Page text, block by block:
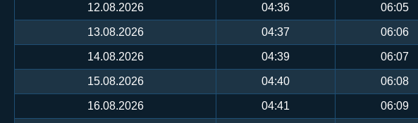
12.08.2026 04:36 06:05
13.08.2026 04:37 06:06
14.08.2026 04:39 06:07
15.08.2026 04:40 06:08
16.08.2026 04:41 06:09